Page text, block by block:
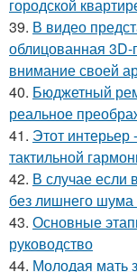
городской
39. В видео
облицованная 3D-
внимание своей
40. Бюджетный
реальное
41. Этот интерьер
тактильной
42. В случае если
без лишнего шума
43. Основные
руководство
44. Молодая мать